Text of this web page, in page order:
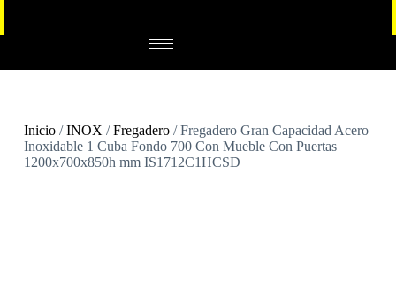
Inicio/INOX /Fregadero/ Fregadero Gran Capacidad Acero
Inoxidable 1 Cuba Fondo 700 Con Mueble Con Puertas
1200x700x850h mm IS1712C1HCSD